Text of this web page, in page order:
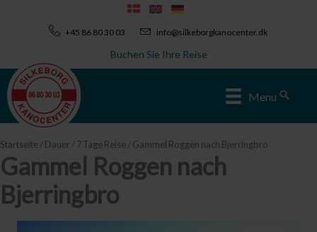
+45 86 80 30 03 info@silkeborgkanocenter.dk
Buchen Sie Ihre Reise
Menu
Startseite/ Dauer / 7 Tage Reise/ Gammel Roggen nach Bjerringbro
Gammel Roggen nach
Bjerringbro